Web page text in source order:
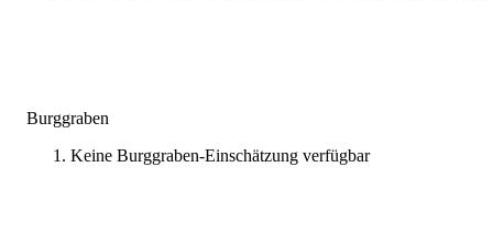
Burggraben
Keine Burggraben-Einschätzung verfügbar